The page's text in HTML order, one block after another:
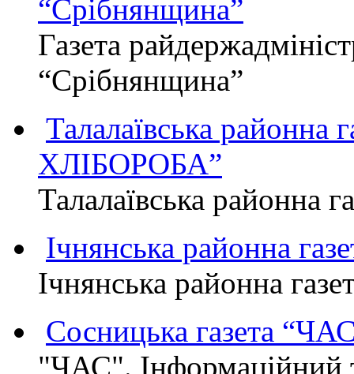
“Срібнянщина”
Газета
“Срібнянщина”
Талалаївська
ХЛІБОРОБА”
Талалаївська
Ічнянська районна
Ічнянська районна
Сосницька газета
"ЧАС". Інформаційний